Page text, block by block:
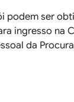
podem ser
ingresso na
da